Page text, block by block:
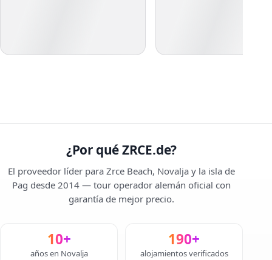
¿Por qué ZRCE.de?
El proveedor líder para Zrce Beach, Novalja y la isla de
Pag desde 2014 — tour operador alemán oficial con
garantía de mejor precio.
10+
años en Novalja
190+
alojamientos verificados